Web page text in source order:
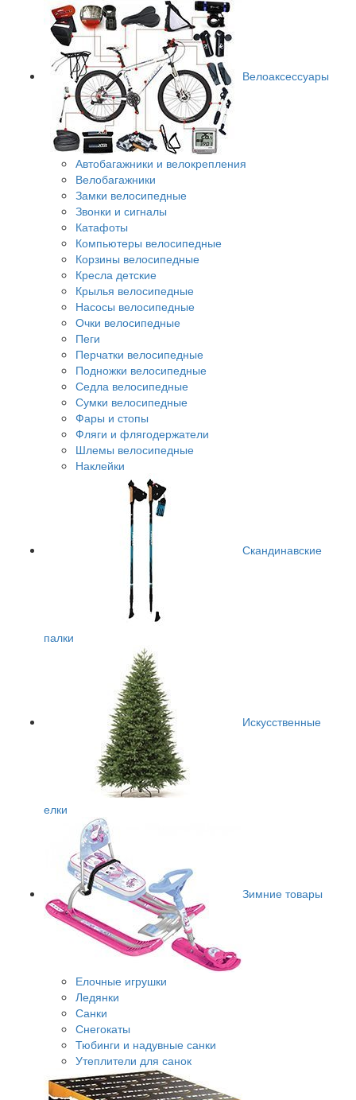
Велоаксессуары
Автобагажники и велокрепления
Велобагажники
Замки велосипедные
Звонки и сигналы
Катафоты
Компьютеры велосипедные
Корзины велосипедные
Кресла детские
Крылья велосипедные
Насосы велосипедные
Очки велосипедные
Пеги
Перчатки велосипедные
Подножки велосипедные
Седла велосипедные
Сумки велосипедные
Фары и стопы
Фляги и флягодержатели
Шлемы велосипедные
Наклейки
Скандинавские
палки
Искусственные
елки
Зимние товары
Елочные игрушки
Ледянки
Санки
Снегокаты
Тюбинги и надувные санки
Утеплители для санок